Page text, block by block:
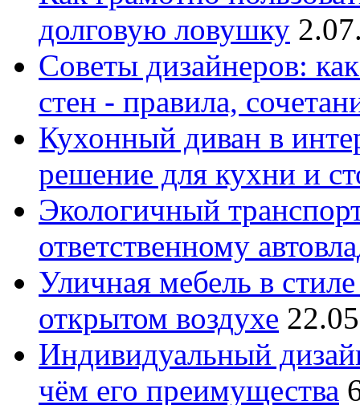
долговую ловушку
Советы дизайнеров:
стен - правила,
Кухонный диван в
решение для кухни и
Экологичный
ответственному
Уличная мебель в
открытом воздухе
Индивидуальный
чём его преимущества